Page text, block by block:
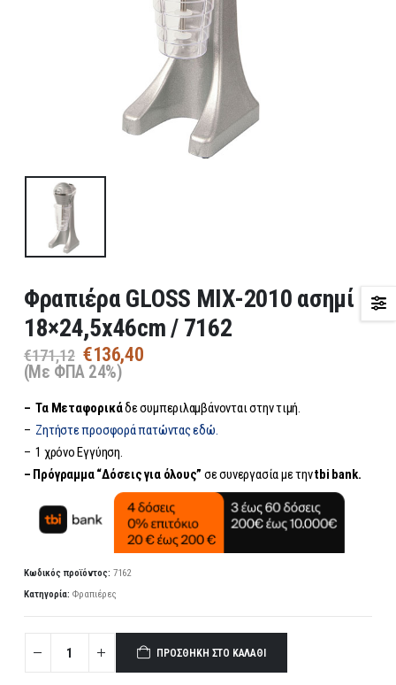
Φραπιέρα GLOSS MIX-2010 ασημί
18×24,5x46cm / 7162
€171,12 Original
price
€171,12.
€136,40Η
είναι:
€136,40.
(Με ΦΠΑ 24%)
– Τα Μεταφορικάδε συμπεριλαμβάνονται στην τιμή.
– Ζητήστε προσφορά πατώντας εδώ.
– 1 χρόνο Εγγύηση.
– Πρόγραμμα “Δόσεις για όλους” σε συνεργασία με τηνtbi bank.
Κωδικός προϊόντος: 7162
Κατηγορία: Φραπιέρες
ΠΡΟΣΘΉΚΗ ΣΤΟ ΚΑΛΆΘΙ